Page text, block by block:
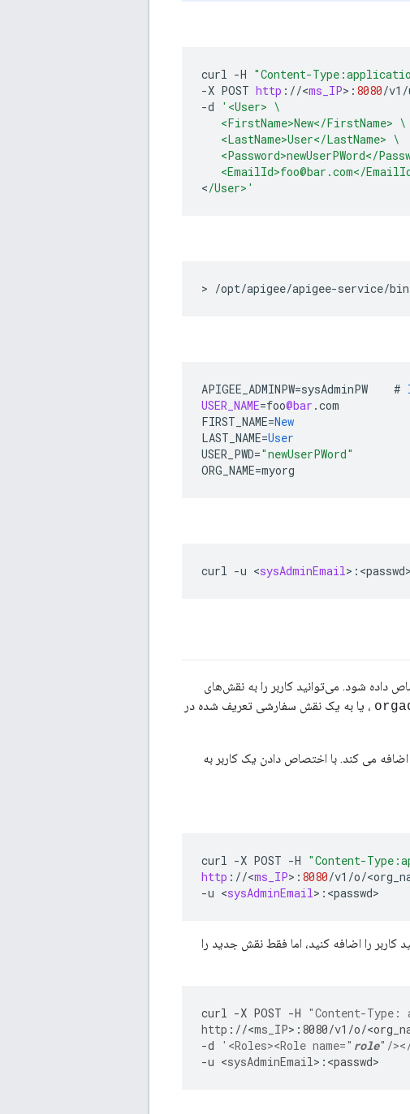
curl -H "Content-
-X POST http : //<ms_IP> : 8080/v1 /
-d
'<User> \
   <FirstName>New</FirstName> \
   <LastName>User</LastName> \
<Password>newUserPWord</
<EmailId>foo@bar.com</
</User>'
> /opt/apigee/apigee-service/
APIGEE_ADMINPW=sysAdminPW #
USER_NAME=foo@bar .com
FIRST_NAME=New
LAST_NAME=User
USER_PWD="newUserPWord"
ORG_NAME=myorg
curl -u <sysAdminEmail> : <passwd>
داده شود. می‌توانید کاربر را به نقش‌های
، یا به یک نقش سفارشی تعریف شده در
می کند. با اختصاص دادن یک کاربر به
curl -X POST -H "Content-
http : //<ms_IP> : 8080/v1 /o/<
-u <sysAdminEmail> : <passwd>
را اضافه کنید، اما فقط نقش جدید را
curl -X POST -H "Content-
http : //<ms_IP> : 8080/v1 /o/<
-d '<Roles><Role name=" role"/
-u <sysAdminEmail> : <passwd>